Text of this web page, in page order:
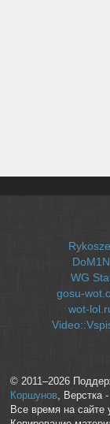
DoM1N
WG
gosu-
wot-
© 2011–2026
Коршунов, Верстка
Все время на сайте